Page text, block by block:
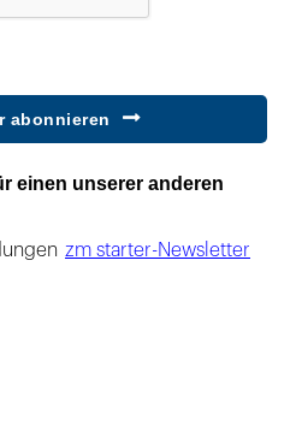
abonnieren
einen unserer anderen
zm starter-Newsletter